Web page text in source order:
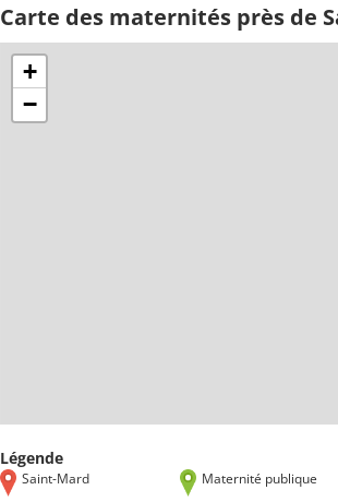
Carte des maternités près de
+
−
Légende
Saint-Mard Maternité publique